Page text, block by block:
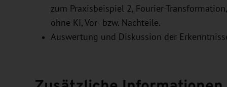
zum Praxisbeispiel 2, Fourier-
ohne KI, Vor- bzw. Nachteile.
Auswertung und Diskussion der